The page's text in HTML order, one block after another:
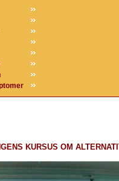
KURSUS OM